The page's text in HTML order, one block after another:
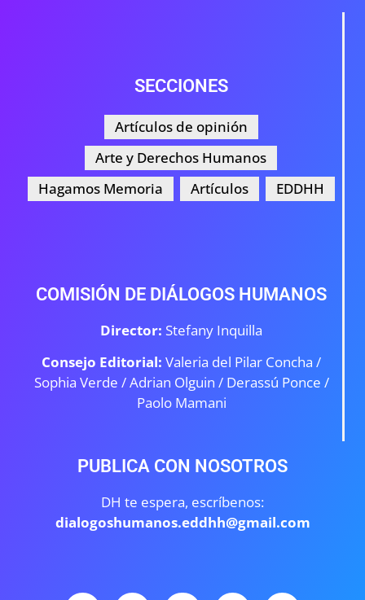
SECCIONES
Artículos de opinión
Arte y Derechos Humanos
Hagamos Memoria
Artículos EDDHH
COMISIÓN DE DIÁLOGOS HUMANOS
Director: Stefany Inquilla
Consejo Editorial: Valeria del Pilar Concha /
Sophia Verde /Adrian Olguin / Derassú Ponce /
Paolo Mamani
PUBLICA CON NOSOTROS
DH te espera, escríbenos:
dialogoshumanos.eddhh@gmail.com